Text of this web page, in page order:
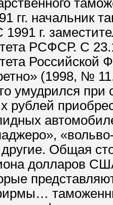
начальник
г.
РСФСР. С
Российской
(1998, №
умудрился
рублей
Общая
долларов